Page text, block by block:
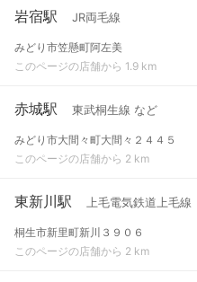
岩宿駅 JR両毛線
みどり市笠懸町阿左美
このページの店舗から 1.9 km
赤城駅 東武桐生線 など
みどり市大間々町大間々２４４５
このページの店舗から 2 km
東新川駅 上毛電気鉄道上毛線
桐生市新里町新川３９０６
このページの店舗から 2 km